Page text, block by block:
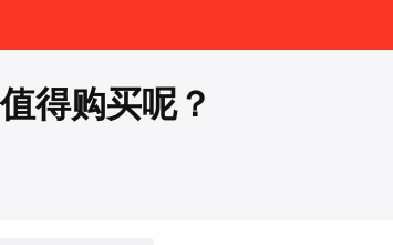
得购买呢？